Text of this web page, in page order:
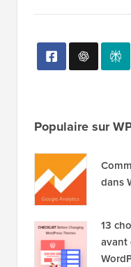
Populaire sur
dans
13
avant